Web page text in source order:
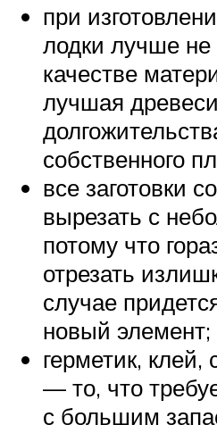
при
лодки лучше не
качестве
лучшая
собственного
все заготовки
вырезать с
потому что
отрезать
случае
новый элемент;
герметик,
— то, что
с большим